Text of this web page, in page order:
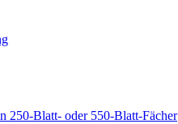
250-Blatt- oder 550-Blatt-Fächer